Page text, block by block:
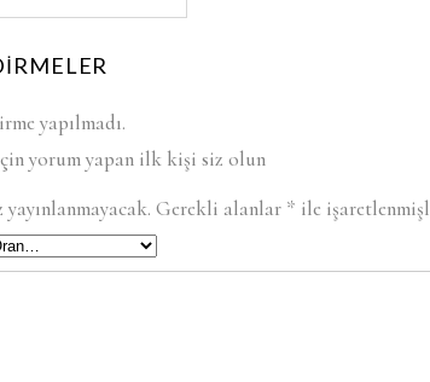
yapılmadı.
yorum yapan ilk kişi siz olun
Gerekli alanlar * ile